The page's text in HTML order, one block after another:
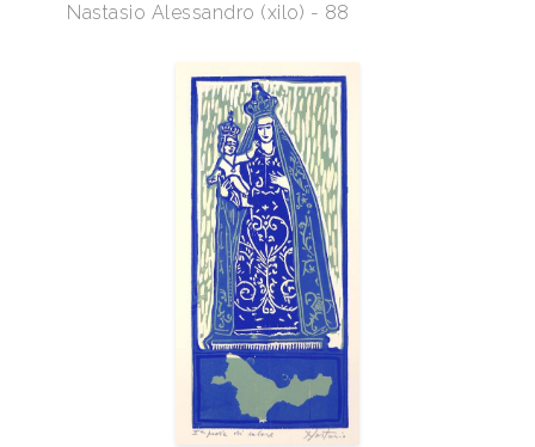
Nastasio Alessandro (xilo) - 88